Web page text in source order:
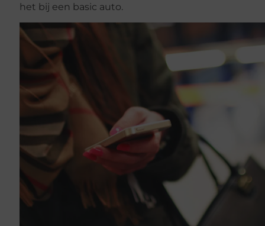
het bij een basic auto.